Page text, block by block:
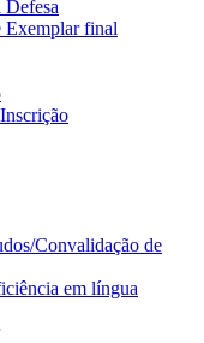
Defesa
Exemplar final
Convalidação de
em língua